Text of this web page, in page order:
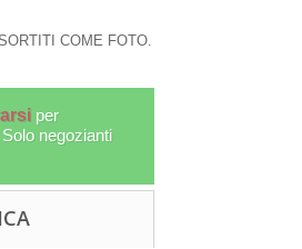
COME FOTO.
per
negozianti